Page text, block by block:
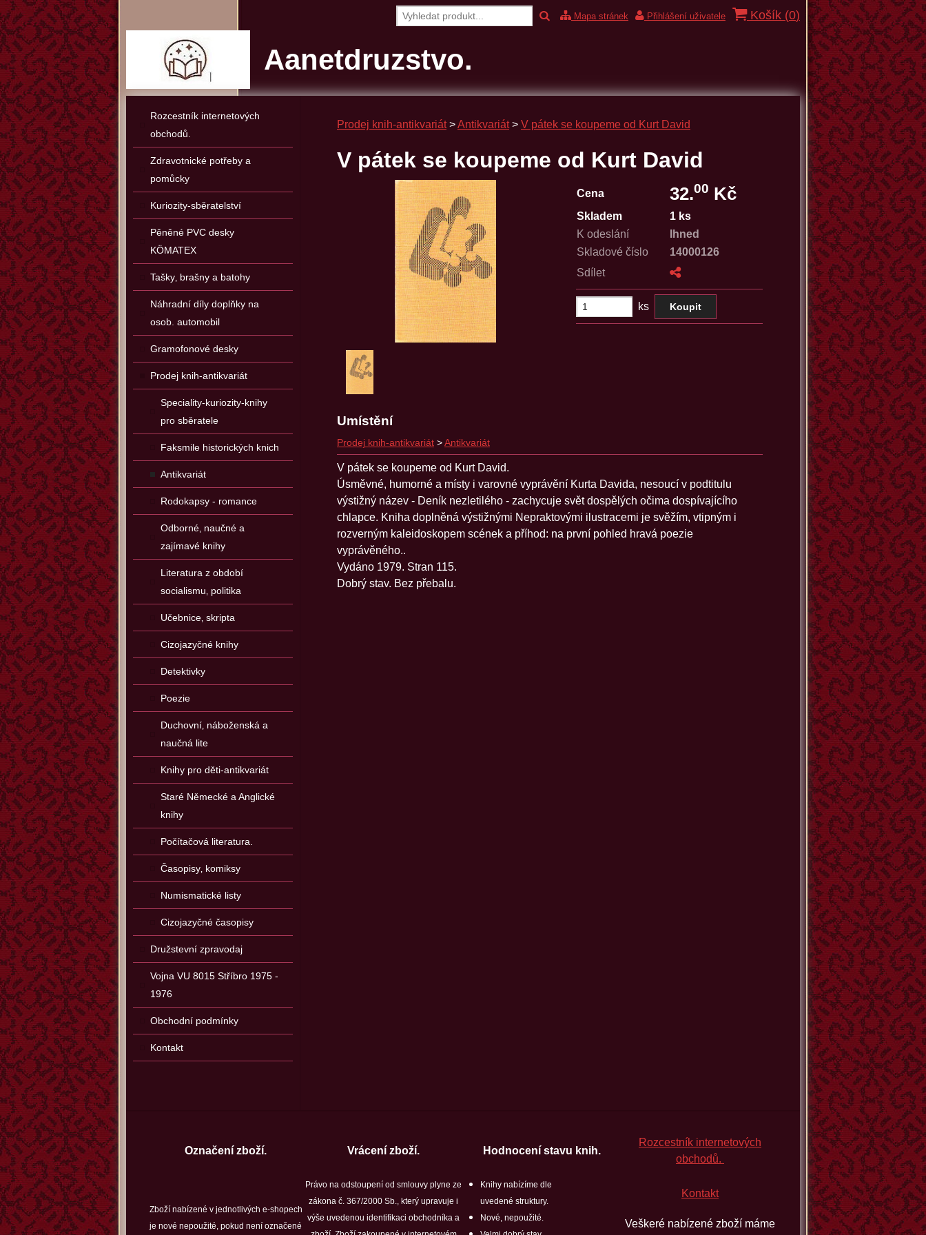
Mapa stránek Přihlášení uživatele Košík (0)
Aanetdruzstvo.
Prodej knih-antikvariát >Antikvariát > V pátek se koupeme od Kurt David
V pátek se koupeme od Kurt David
Cena 32.00 Kč
Skladem
1 ks
K odeslání
Ihned
Skladové číslo
14000126
Sdílet
ks
Umístění
Prodej knih-antikvariát > Antikvariát
V pátek se koupeme od Kurt David.
Úsměvné, humorné a místy i varovné vyprávění Kurta Davida, nesoucí v podtitulu
výstižný název - Deník nezletilého - zachycuje svět dospělých očima dospívajícího
chlapce. Kniha doplněná výstižnými Nepraktovými ilustracemi je svěžím, vtipným i
rozverným kaleidoskopem scének a příhod: na první pohled hravá poezie
vyprávěného..
Vydáno 1979. Stran 115.
Dobrý stav. Bez přebalu.
Rozcestník internetových
obchodů.
Zdravotnické potřeby a
pomůcky
Kuriozity-sběratelství
Pěněné PVC desky
KÖMATEX
Tašky‚ brašny a batohy
Náhradní díly doplňky na
osob. automobil
Gramofonové desky
Prodej knih-antikvariát
Speciality-kuriozity-knihy
pro sběratele
Faksmile historických knich
Antikvariát
Rodokapsy - romance
Odborné‚ naučné a
zajímavé knihy
Literatura z období
socialismu‚ politika
Učebnice‚ skripta
Cizojazyčné knihy
Detektivky
Poezie
Duchovní‚ náboženská a
naučná lite
Knihy pro děti-antikvariát
Staré Německé a Anglické
knihy
Počítačová literatura.
Časopisy‚ komiksy
Numismatické listy
Cizojazyčné časopisy
Družstevní zpravodaj
Vojna VU 8015 Stříbro 1975 -
1976
Obchodní podmínky
Kontakt
Označení zboží. Vrácení zboží. Hodnocení stavu knih.
Rozcestník internetových
obchodů.
Zboží nabízené v jednotlivých e-shopech
je nové nepoužité, pokud není označené
Právo na odstoupení od smlouvy plyne ze
zákona č. 367/2000 Sb., který upravuje i
výše uvedenou identifikaci obchodníka a
Knihy nabízíme dle
uvedené struktury.
Nové, nepoužité.
Kontakt
Veškeré nabízené zboží máme